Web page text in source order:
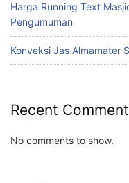
Harga Running Text
Pengumuman
Konveksi Jas Almamater
Recent
No comments to show.